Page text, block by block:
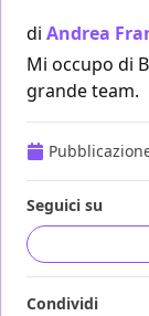
di Andrea
Mi occupo di
grande team.
Seguici su
Condividi